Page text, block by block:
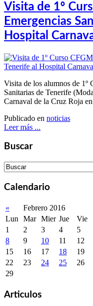
Visita de 1º
Emergencias
Hospital
Visita de los alumnos de
Sanitarias de Tenerife
Carnaval de la Cruz Roja
Publicado en noticias
Leer más ...
Buscar
Calendario
« Febrero 2016
Lun Mar Mier Jue Vie
1
2 3 4 5
8
9 10 11 12
15
16 17 18 19
22
23 24 25 26
29
Articulos